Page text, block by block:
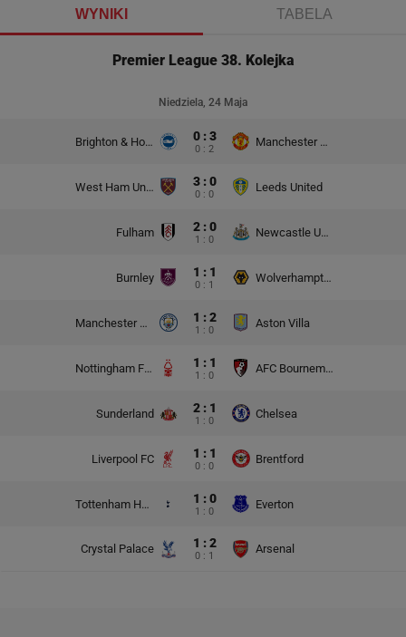
WYNIKI TABELA
Premier League 38. Kolejka
Niedziela, 24 Maja
Brighton & Hove Albion 0 : 3
0 : 2
Manchester United
West Ham United 3 : 0
0 : 0
Leeds United
Fulham 2 : 0
1 : 0
Newcastle United
Burnley 1 : 1
0 : 1
Wolverhampton Wanderers
Manchester City 1 : 2
1 : 0
Aston Villa
Nottingham Forest 1 : 1
1 : 0
AFC Bournemouth
Sunderland 2 : 1
1 : 0
Chelsea
Liverpool FC 1 : 1
0 : 0
Brentford
Tottenham Hotspur 1 : 0
1 : 0
Everton
Crystal Palace 1 : 2
0 : 1
Arsenal